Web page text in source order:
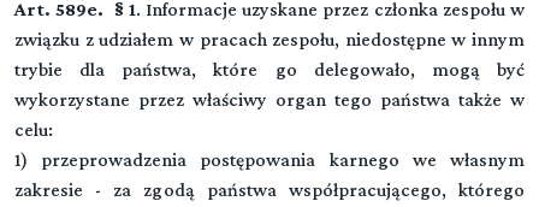
Art. 589e. § 1. Informacje uzyskane przez członka zespołu w
związku z udziałem w pracach zespołu, niedostępne w innym
trybie dla państwa, które go delegowało, mogą być
wykorzystane przez właściwy organ tego państwa także w
celu:
1) przeprowadzenia postępowania karnego we własnym
zakresie - za zgodą państwa współpracującego, którego
Sąd
Rozdział 1 (art. 24 - 39)
Właściwość i skład sądu
Wyłączenie sędziego
DZIAŁ III (art. -)
Strony, obrońcy, pełnomocnicy, przedstawiciel społeczny
▼
Rozdział 3 (art. 45 - 48)
Oskarżyciel publiczny
DZIAŁ IV (art. -)
Czynności procesowe
▼